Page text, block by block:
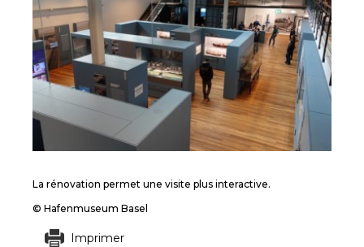
La rénovation permet une visite plus interactive.
© Hafenmuseum Basel
Imprimer